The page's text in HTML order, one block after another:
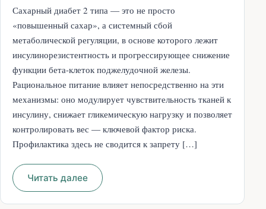
Сахарный диабет 2 типа — это не просто
«повышенный сахар», а системный сбой
метаболической регуляции, в основе которого лежит
инсулинорезистентность и прогрессирующее снижение
функции бета-клеток поджелудочной железы.
Рациональное питание влияет непосредственно на эти
механизмы: оно модулирует чувствительность тканей к
инсулину, снижает гликемическую нагрузку и позволяет
контролировать вес — ключевой фактор риска.
Профилактика здесь не сводится к запрету […]
Читать далее